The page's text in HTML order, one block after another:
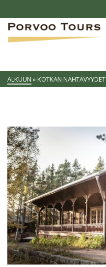
ALKUUN »KOTKAN NÄHTÄVYYDET